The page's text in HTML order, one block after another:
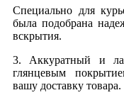
Специально для
была подобрана
вскрытия.
3. Аккуратный и
глянцевым
вашу доставку товара.